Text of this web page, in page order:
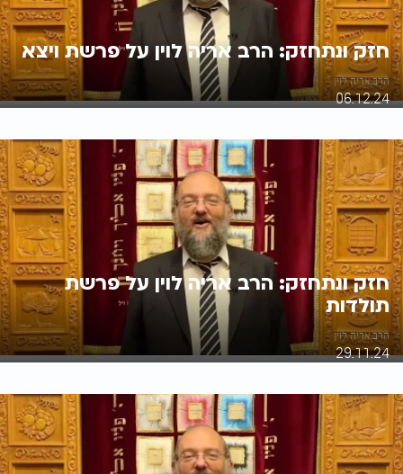
חזק ונתחזק: הרב אריה לוין על פרשת ויצא
הרב אריה לוין
06.12.24
חזק ונתחזק: הרב אריה לוין על פרשת
תולדות
הרב אריה לוין
29.11.24